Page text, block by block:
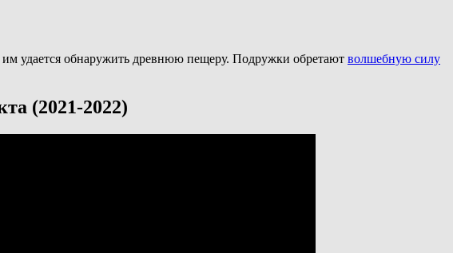
удается обнаружить древнюю пещеру. Подружки обретают волшебную силу
(2021-2022)